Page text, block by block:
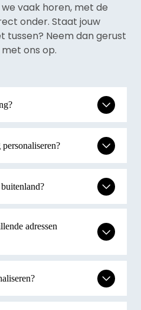
vaak horen, met de
onder. Staat jouw
tussen? Neem dan gerust
ons op.
adressen